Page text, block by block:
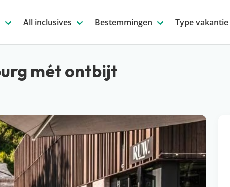
All inclusives Bestemmingen Type vakantie
mét ontbijt